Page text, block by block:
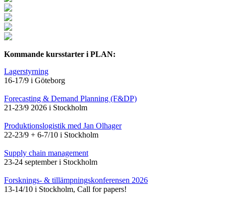
Kommande kursstarter i PLAN:
Lagerstyrning
16-17/9 i Göteborg
Forecasting & Demand Planning (F&DP)
21-23/9 2026 i Stockholm
Produktionslogistik med Jan Olhager
22-23/9 + 6-7/10 i Stockholm
Supply chain management
23-24 september i Stockholm
Forsknings- & tillämpningskonferensen 2026
13-14/10 i Stockholm, Call for papers!